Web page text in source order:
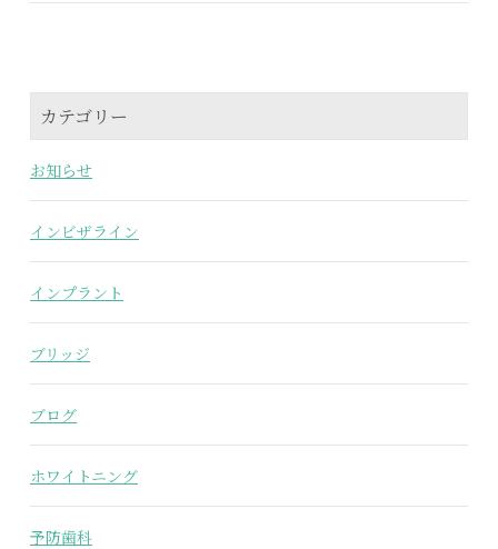
カテゴリー
お知らせ
インビザライン
インプラント
ブリッジ
ブログ
ホワイトニング
予防歯科